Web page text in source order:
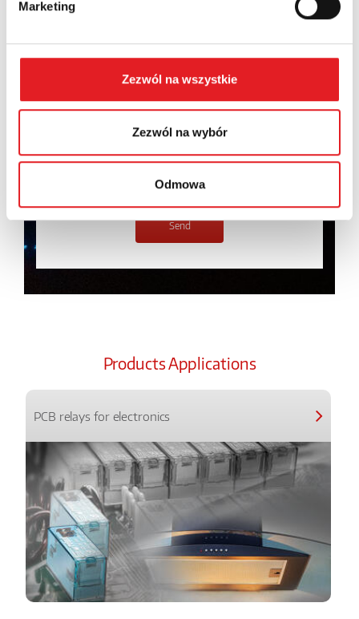
Marketing
Zezwól na wszystkie
Zezwól na wybór
Odmowa
I consent to the processing of my personal data by
Relpol S.A. More information on the processing of
personal data in the Privacy Policy *
I have read thePrivacy Policy*
Products Applications
PCB relays for electronics